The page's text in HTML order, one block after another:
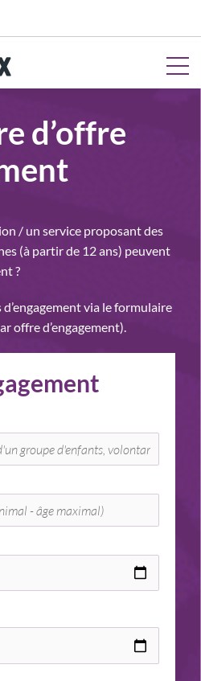
d’offre
/ un service proposant des
(à partir de 12 ans) peuvent
?
via le formulaire
offre d’engagement).